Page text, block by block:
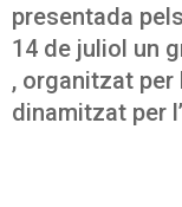
presentada
14 de juliol un
, organitzat per
dinamitzat per